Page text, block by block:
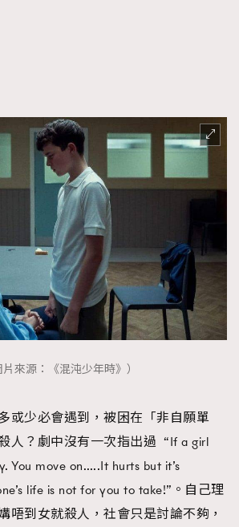
片來源：《混沌少年時》）
或少必會遇到，被困在「非自願單
人？劇中沒有一次指出過 “If a girl
You move on…..It hurts but it’s
life is not for you to take!”。自己理
唔到女就殺人，社會只是討論不夠，